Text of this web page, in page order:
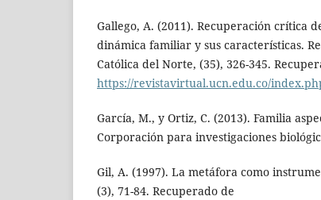
Gallego, A. (2011). Recuperación crítica
dinámica familiar y sus características.
Católica del Norte, (35), 326-345.
https://revistavirtual.ucn.edu.co/
García, M., y Ortiz, C. (2013). Familia
Corporación para investigaciones
Gil, A. (1997). La metáfora como
(3), 71-84. Recuperado de